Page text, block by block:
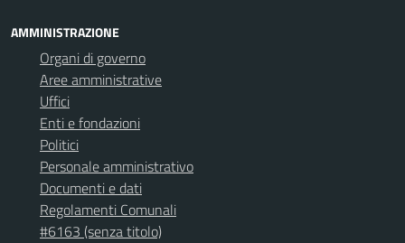
AMMINISTRAZIONE
Organi di governo
Aree amministrative
Uffici
Enti e fondazioni
Politici
Personale amministrativo
Documenti e dati
Regolamenti Comunali
#6163 (senza titolo)